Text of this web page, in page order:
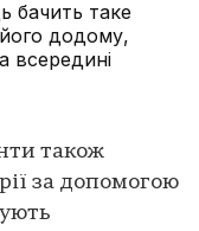
бачить таке
його додому,
всередині
також
за допомогою